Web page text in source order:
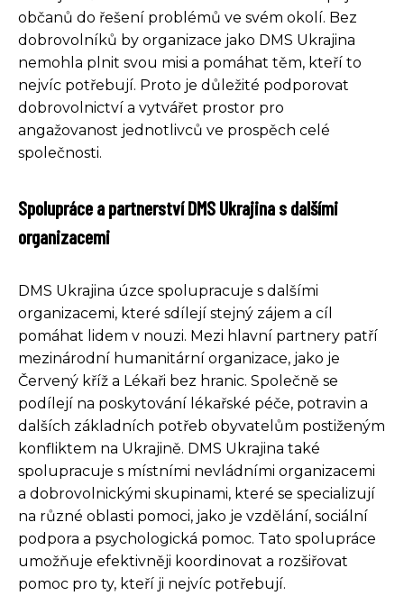
občanů do řešení problémů ve svém okolí. Bez
dobrovolníků by organizace jako DMS Ukrajina
nemohla plnit svou misi a pomáhat těm, kteří to
nejvíc potřebují. Proto je důležité podporovat
dobrovolnictví a vytvářet prostor pro
angažovanost jednotlivců ve prospěch celé
společnosti.
Spolupráce a partnerství DMS Ukrajina s dalšími
organizacemi
DMS Ukrajina úzce spolupracuje s dalšími
organizacemi, které sdílejí stejný zájem a cíl
pomáhat lidem v nouzi. Mezi hlavní partnery patří
mezinárodní humanitární organizace, jako je
Červený kříž a Lékaři bez hranic. Společně se
podílejí na poskytování lékařské péče, potravin a
dalších základních potřeb obyvatelům postiženým
konfliktem na Ukrajině. DMS Ukrajina také
spolupracuje s místními nevládními organizacemi
a dobrovolnickými skupinami, které se specializují
na různé oblasti pomoci, jako je vzdělání, sociální
podpora a psychologická pomoc. Tato spolupráce
umožňuje efektivněji koordinovat a rozšiřovat
pomoc pro ty, kteří ji nejvíc potřebují.